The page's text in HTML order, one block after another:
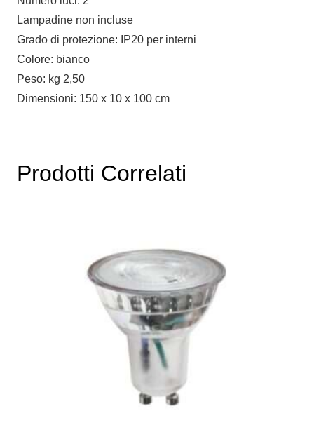
Lampadine non incluse
Grado di protezione: IP20 per interni
Colore: bianco
Peso: kg 2,50
Dimensioni: 150 x 10 x 100 cm
Prodotti Correlati